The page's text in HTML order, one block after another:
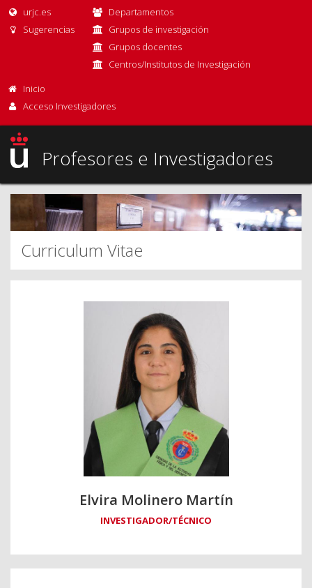
urjc.es
Sugerencias
Departamentos
Grupos de investigación
Grupos docentes
Centros/Institutos de Investigación
Inicio
Acceso Investigadores
Profesores e Investigadores
Curriculum Vitae
Elvira Molinero Martín
INVESTIGADOR/TÉCNICO